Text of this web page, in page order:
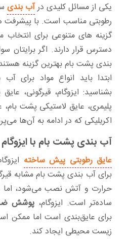
یکی از مسائل کلیدی درآب بندی
رطوبتی مناسب است. با پیشرفت
گزینه های متنوعی برای انتخاب
دسترس قرار دارند. اگر برایتان
بندی پشت بام بهترین گزینه
ابتدا باید انواع مواد برای
بشناسید: ایزوگام، قیرگونی،
پلیمری، عایق لاستیکی پشت
اکریلیکی که در ادامه به آن‌ها
آب بندی پشت بام با ایزوگام
عایق رطوبتی پیش ساخته
برای آب بندی پشت بام مشابه
حرارت و آتش نصب می‌شود، اما
ساده‌تر است. ایزوگام،پوشش
برای عایق‌بندی است اما ممکن
زیست محیطی ایجاد کند.